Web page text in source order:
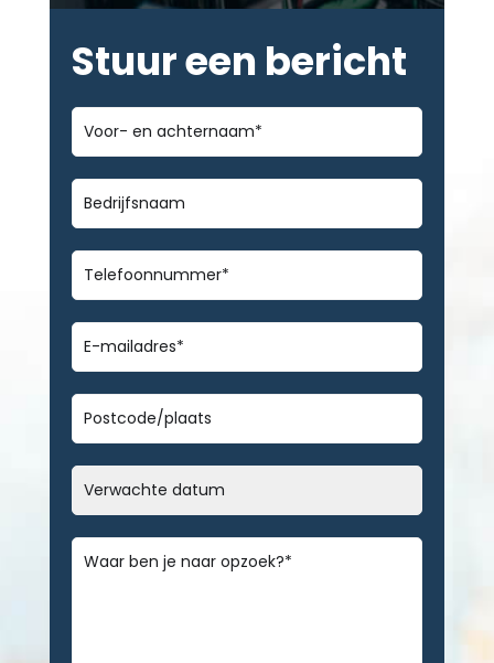
Stuur een bericht
Voor-
en
achternaam*
Bedrijfsnaam
Telefoonnummer*
E-
mailadres*
Geen
titel
Datum
MM
DD
Bericht*